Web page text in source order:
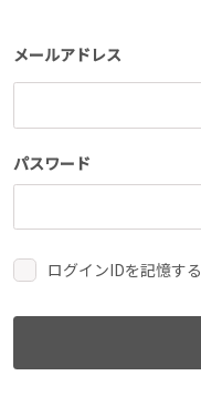
メールアドレス
パスワード
ログインIDを記憶する